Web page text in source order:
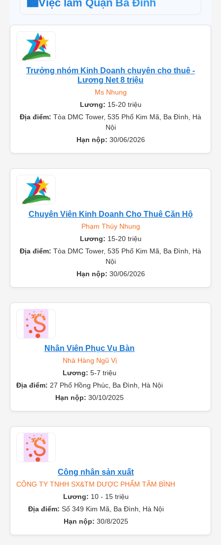
🏙️Việc làm Quận Ba Đình
Trưởng nhóm Kinh Doanh chuyên cho thuê -
Lương Net 8 triệu
Ms Nhung
Lương: 15-20 triệu
Tòa DMC Tower, 535 Phố Kim Mã, Ba Đình, Hà
Nội
Hạn nộp:30/06/2026
Chuyên Viên Kinh Doanh Cho Thuê Căn Hộ
Phạm Thúy Nhung
Lương: 15-20 triệu
Tòa DMC Tower, 535 Phố Kim Mã, Ba Đình, Hà
Nội
Hạn nộp:30/06/2026
Nhân Viên Phục Vụ Bàn
Nhà Hàng Ngũ Vị
Lương:5-7 triệu
27 Phố Hồng Phúc, Ba Đình, Hà Nội
Hạn nộp:30/10/2025
Công nhân sản xuất
CÔNG TY TNHH SX&TM DƯỢC PHẨM TÂM BÌNH
Lương:10 - 15 triệu
Số 349 Kim Mã, Ba Đình, Hà Nội
Hạn nộp:30/8/2025